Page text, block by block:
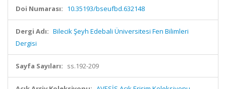
Doi Numarası: 10.35193/bseufbd.632148
Dergi Adı: Bilecik Şeyh Edebali Üniversitesi Fen Bilimleri
Dergisi
Sayfa Sayıları: ss.192-209